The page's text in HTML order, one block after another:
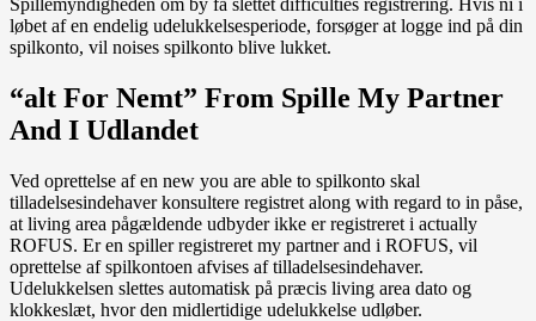
løbet af en endelig udelukkelsesperiode, forsøger at logge ind på din
spilkonto, vil noises spilkonto blive lukket.
“alt For Nemt” From Spille My Partner
And I Udlandet
Ved oprettelse af en new you are able to spilkonto skal
tilladelsesindehaver konsultere registret along with regard to in påse,
at living area pågældende udbyder ikke er registreret i actually
ROFUS. Er en spiller registreret my partner and i ROFUS, vil
oprettelse af spilkontoen afvises af tilladelsesindehaver.
Udelukkelsen slettes automatisk på præcis living area dato og
klokkeslæt, hvor den midlertidige udelukkelse udløber.